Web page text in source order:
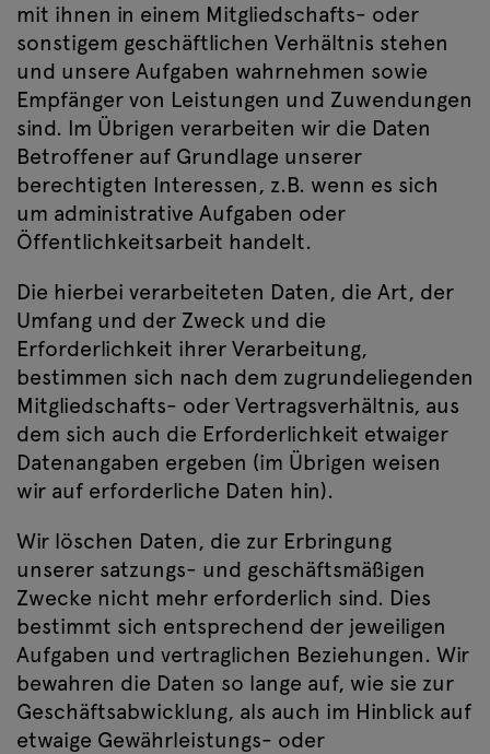
mit ihnen in einem Mitgliedschafts- oder
sonstigem geschäftlichen Verhältnis stehen
und unsere Aufgaben wahrnehmen sowie
Empfänger von Leistungen und Zuwendungen
sind. Im Übrigen verarbeiten wir die Daten
Betroffener auf Grundlage unserer
berechtigten Interessen, z.B. wenn es sich
um administrative Aufgaben oder
Öffentlichkeitsarbeit handelt.
Die hierbei verarbeiteten Daten, die Art, der
Umfang und der Zweck und die
Erforderlichkeit ihrer Verarbeitung,
bestimmen sich nach dem zugrundeliegenden
Mitgliedschafts- oder Vertragsverhältnis, aus
dem sich auch die Erforderlichkeit etwaiger
Datenangaben ergeben (im Übrigen weisen
wir auf erforderliche Daten hin).
Wir löschen Daten, die zur Erbringung
unserer satzungs- und geschäftsmäßigen
Zwecke nicht mehr erforderlich sind. Dies
bestimmt sich entsprechend der jeweiligen
Aufgaben und vertraglichen Beziehungen. Wir
bewahren die Daten so lange auf, wie sie zur
Geschäftsabwicklung, als auch im Hinblick auf
etwaige Gewährleistungs- oder